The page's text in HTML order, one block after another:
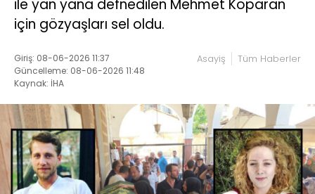
ile yan yana defnedilen Mehmet Koparan
için gözyaşları sel oldu.
Giriş: 08-06-2026 11:37
Güncelleme: 08-06-2026 11:48
Kaynak: İHA
Asayiş Tüm Haberler